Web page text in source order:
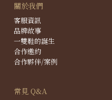
關於我們
客服資訊
品牌故事
一雙鞋的誕生
合作邀約
合作夥伴/案例
常見 Q&A